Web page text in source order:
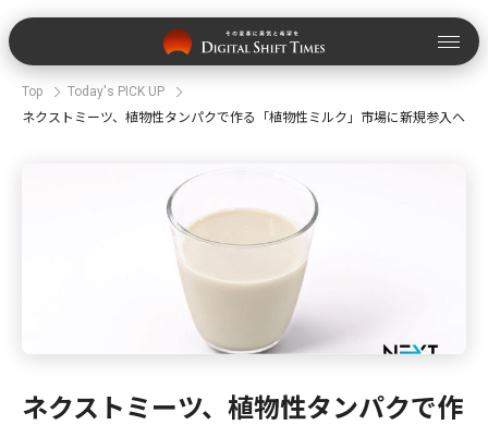
Top
Today's PICK UP
ネクストミーツ、植物性タンパクで作る「植物性ミルク」市場に新規参入へ
ネクストミーツ、植物性タンパクで作